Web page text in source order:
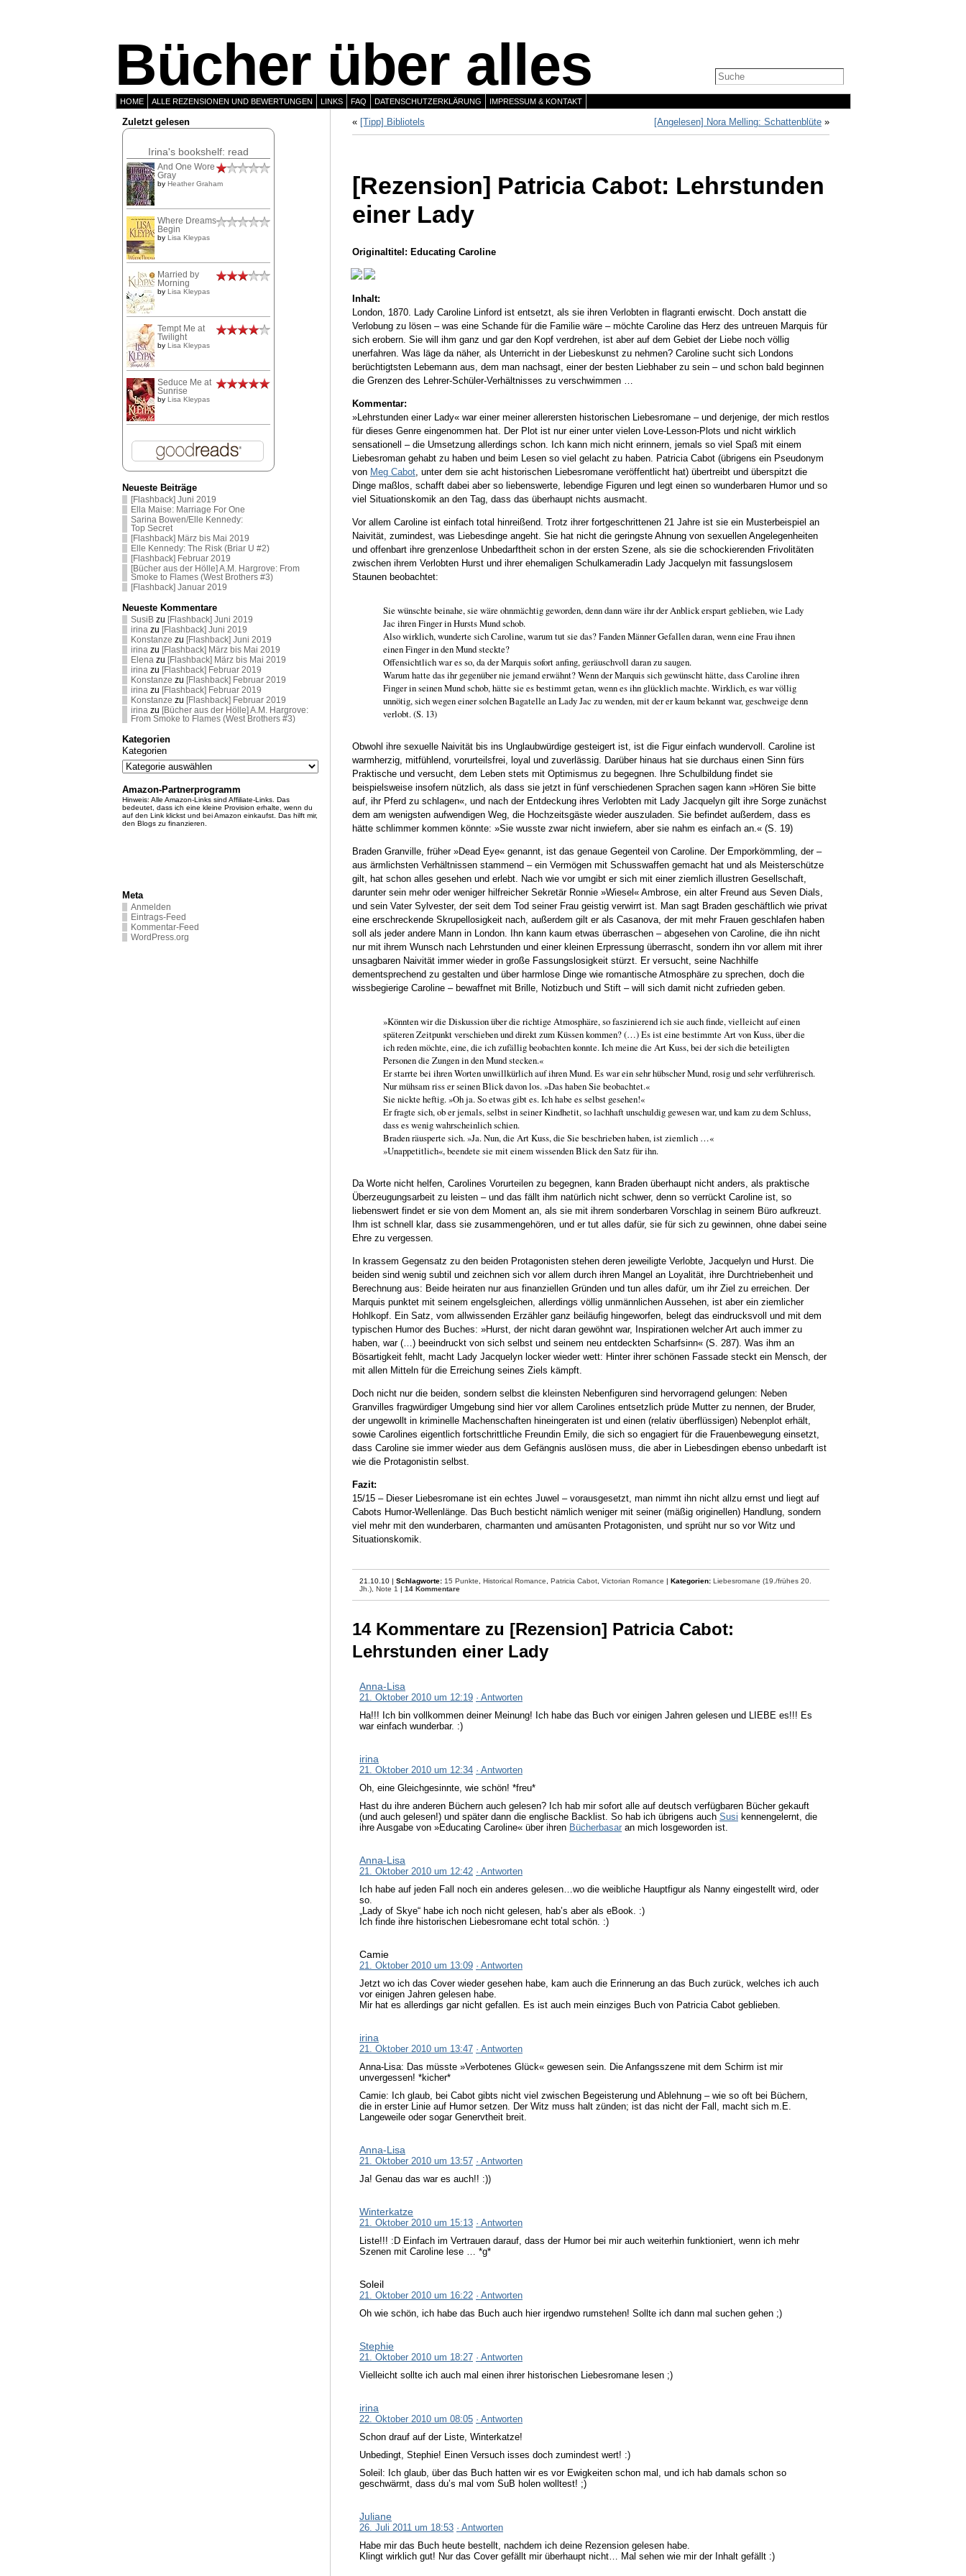
Bücher über alles
HOME ALLE REZENSIONEN UND BEWERTUNGEN LINKS FAQ DATENSCHUTZERKLÄRUNG IMPRESSUM & KONTAKT
Zuletzt gelesen
Irina's bookshelf: read
And One Wore
Gray
by Heather Graham
Where Dreams
Begin
by Lisa Kleypas
Married by
Morning
by Lisa Kleypas
Tempt Me at
Twilight
by Lisa Kleypas
Seduce Me at
Sunrise
by Lisa Kleypas
Neueste Beiträge
[Flashback] Juni 2019
Ella Maise: Marriage For One
Sarina Bowen/Elle Kennedy:
Top Secret
[Flashback] März bis Mai 2019
Elle Kennedy: The Risk (Briar U #2)
[Flashback] Februar 2019
[Bücher aus der Hölle] A.M. Hargrove: From
Smoke to Flames (West Brothers #3)
[Flashback] Januar 2019
Neueste Kommentare
SusiB zu [Flashback] Juni 2019
irina zu [Flashback] Juni 2019
Konstanze zu [Flashback] Juni 2019
irina zu [Flashback] März bis Mai 2019
Elena zu [Flashback] März bis Mai 2019
irina zu [Flashback] Februar 2019
Konstanze zu [Flashback] Februar 2019
irina zu [Flashback] Februar 2019
Konstanze zu [Flashback] Februar 2019
irina zu [Bücher aus der Hölle] A.M. Hargrove:
From Smoke to Flames (West Brothers #3)
Kategorien
Kategorien
Amazon-Partnerprogramm
Hinweis: Alle Amazon-Links sind Affiliate-Links. Das
bedeutet, dass ich eine kleine Provision erhalte, wenn du
auf den Link klickst und bei Amazon einkaufst. Das hilft mir,
den Blogs zu finanzieren.
Meta
Anmelden
Eintrags-Feed
Kommentar-Feed
WordPress.org
« [Tipp] Bibliotels [Angelesen] Nora Melling: Schattenblüte »
[Rezension] Patricia Cabot: Lehrstunden
einer Lady
Originaltitel: Educating Caroline
Inhalt:
London, 1870. Lady Caroline Linford ist entsetzt, als sie ihren Verlobten in flagranti erwischt. Doch anstatt die
Verlobung zu lösen – was eine Schande für die Familie wäre – möchte Caroline das Herz des untreuen Marquis für
sich erobern. Sie will ihm ganz und gar den Kopf verdrehen, ist aber auf dem Gebiet der Liebe noch völlig
unerfahren. Was läge da näher, als Unterricht in der Liebeskunst zu nehmen? Caroline sucht sich Londons
berüchtigtsten Lebemann aus, dem man nachsagt, einer der besten Liebhaber zu sein – und schon bald beginnen
die Grenzen des Lehrer-Schüler-Verhältnisses zu verschwimmen …
Kommentar:
»Lehrstunden einer Lady« war einer meiner allerersten historischen Liebesromane – und derjenige, der mich restlos
für dieses Genre eingenommen hat. Der Plot ist nur einer unter vielen Love-Lesson-Plots und nicht wirklich
sensationell – die Umsetzung allerdings schon. Ich kann mich nicht erinnern, jemals so viel Spaß mit einem
Liebesroman gehabt zu haben und beim Lesen so viel gelacht zu haben. Patricia Cabot (übrigens ein Pseudonym
von Meg Cabot, unter dem sie acht historischen Liebesromane veröffentlicht hat) übertreibt und überspitzt die
Dinge maßlos, schafft dabei aber so liebenswerte, lebendige Figuren und legt einen so wunderbaren Humor und so
viel Situationskomik an den Tag, dass das überhaupt nichts ausmacht.
Vor allem Caroline ist einfach total hinreißend. Trotz ihrer fortgeschrittenen 21 Jahre ist sie ein Musterbeispiel an
Naivität, zumindest, was Liebesdinge angeht. Sie hat nicht die geringste Ahnung von sexuellen Angelegenheiten
und offenbart ihre grenzenlose Unbedarftheit schon in der ersten Szene, als sie die schockierenden Frivolitäten
zwischen ihrem Verlobten Hurst und ihrer ehemaligen Schulkameradin Lady Jacquelyn mit fassungslosem
Staunen beobachtet:
Sie wünschte beinahe, sie wäre ohnmächtig geworden, denn dann wäre ihr der Anblick erspart geblieben, wie Lady
Jac ihren Finger in Hursts Mund schob.
Also wirklich, wunderte sich Caroline, warum tut sie das? Fanden Männer Gefallen daran, wenn eine Frau ihnen
einen Finger in den Mund steckte?
Offensichtlich war es so, da der Marquis sofort anfing, geräuschvoll daran zu saugen.
Warum hatte das ihr gegenüber nie jemand erwähnt? Wenn der Marquis sich gewünscht hätte, dass Caroline ihren
Finger in seinen Mund schob, hätte sie es bestimmt getan, wenn es ihn glücklich machte. Wirklich, es war völlig
unnötig, sich wegen einer solchen Bagatelle an Lady Jac zu wenden, mit der er kaum bekannt war, geschweige denn
verlobt. (S. 13)
Obwohl ihre sexuelle Naivität bis ins Unglaubwürdige gesteigert ist, ist die Figur einfach wundervoll. Caroline ist
warmherzig, mitfühlend, vorurteilsfrei, loyal und zuverlässig. Darüber hinaus hat sie durchaus einen Sinn fürs
Praktische und versucht, dem Leben stets mit Optimismus zu begegnen. Ihre Schulbildung findet sie
beispielsweise insofern nützlich, als dass sie jetzt in fünf verschiedenen Sprachen sagen kann »Hören Sie bitte
auf, ihr Pferd zu schlagen«, und nach der Entdeckung ihres Verlobten mit Lady Jacquelyn gilt ihre Sorge zunächst
dem am wenigsten aufwendigen Weg, die Hochzeitsgäste wieder auszuladen. Sie befindet außerdem, dass es
hätte schlimmer kommen könnte: »Sie wusste zwar nicht inwiefern, aber sie nahm es einfach an.« (S. 19)
Braden Granville, früher »Dead Eye« genannt, ist das genaue Gegenteil von Caroline. Der Emporkömmling, der –
aus ärmlichsten Verhältnissen stammend – ein Vermögen mit Schusswaffen gemacht hat und als Meisterschütze
gilt, hat schon alles gesehen und erlebt. Nach wie vor umgibt er sich mit einer ziemlich illustren Gesellschaft,
darunter sein mehr oder weniger hilfreicher Sekretär Ronnie »Wiesel« Ambrose, ein alter Freund aus Seven Dials,
und sein Vater Sylvester, der seit dem Tod seiner Frau geistig verwirrt ist. Man sagt Braden geschäftlich wie privat
eine erschreckende Skrupellosigkeit nach, außerdem gilt er als Casanova, der mit mehr Frauen geschlafen haben
soll als jeder andere Mann in London. Ihn kann kaum etwas überraschen – abgesehen von Caroline, die ihn nicht
nur mit ihrem Wunsch nach Lehrstunden und einer kleinen Erpressung überrascht, sondern ihn vor allem mit ihrer
unsagbaren Naivität immer wieder in große Fassungslosigkeit stürzt. Er versucht, seine Nachhilfe
dementsprechend zu gestalten und über harmlose Dinge wie romantische Atmosphäre zu sprechen, doch die
wissbegierige Caroline – bewaffnet mit Brille, Notizbuch und Stift – will sich damit nicht zufrieden geben.
»Könnten wir die Diskussion über die richtige Atmosphäre, so faszinierend ich sie auch finde, vielleicht auf einen
späteren Zeitpunkt verschieben und direkt zum Küssen kommen? (…) Es ist eine bestimmte Art von Kuss, über die
ich reden möchte, eine, die ich zufällig beobachten konnte. Ich meine die Art Kuss, bei der sich die beteiligten
Personen die Zungen in den Mund stecken.«
Er starrte bei ihren Worten unwillkürlich auf ihren Mund. Es war ein sehr hübscher Mund, rosig und sehr verführerisch.
Nur mühsam riss er seinen Blick davon los. »Das haben Sie beobachtet.«
Sie nickte heftig. »Oh ja. So etwas gibt es. Ich habe es selbst gesehen!«
Er fragte sich, ob er jemals, selbst in seiner Kindhetit, so lachhaft unschuldig gewesen war, und kam zu dem Schluss,
dass es wenig wahrscheinlich schien.
Braden räusperte sich. »Ja. Nun, die Art Kuss, die Sie beschrieben haben, ist ziemlich …«
»Unappetitlich«, beendete sie mit einem wissenden Blick den Satz für ihn.
Da Worte nicht helfen, Carolines Vorurteilen zu begegnen, kann Braden überhaupt nicht anders, als praktische
Überzeugungsarbeit zu leisten – und das fällt ihm natürlich nicht schwer, denn so verrückt Caroline ist, so
liebenswert findet er sie von dem Moment an, als sie mit ihrem sonderbaren Vorschlag in seinem Büro aufkreuzt.
Ihm ist schnell klar, dass sie zusammengehören, und er tut alles dafür, sie für sich zu gewinnen, ohne dabei seine
Ehre zu vergessen.
In krassem Gegensatz zu den beiden Protagonisten stehen deren jeweiligte Verlobte, Jacquelyn und Hurst. Die
beiden sind wenig subtil und zeichnen sich vor allem durch ihren Mangel an Loyalität, ihre Durchtriebenheit und
Berechnung aus: Beide heiraten nur aus finanziellen Gründen und tun alles dafür, um ihr Ziel zu erreichen. Der
Marquis punktet mit seinem engelsgleichen, allerdings völlig unmännlichen Aussehen, ist aber ein ziemlicher
Hohlkopf. Ein Satz, vom allwissenden Erzähler ganz beiläufig hingeworfen, belegt das eindrucksvoll und mit dem
typischen Humor des Buches: »Hurst, der nicht daran gewöhnt war, Inspirationen welcher Art auch immer zu
haben, war (…) beeindruckt von sich selbst und seinem neu entdeckten Scharfsinn« (S. 287). Was ihm an
Bösartigkeit fehlt, macht Lady Jacquelyn locker wieder wett: Hinter ihrer schönen Fassade steckt ein Mensch, der
mit allen Mitteln für die Erreichung seines Ziels kämpft.
Doch nicht nur die beiden, sondern selbst die kleinsten Nebenfiguren sind hervorragend gelungen: Neben
Granvilles fragwürdiger Umgebung sind hier vor allem Carolines entsetzlich prüde Mutter zu nennen, der Bruder,
der ungewollt in kriminelle Machenschaften hineingeraten ist und einen (relativ überflüssigen) Nebenplot erhält,
sowie Carolines eigentlich fortschrittliche Freundin Emily, die sich so engagiert für die Frauenbewegung einsetzt,
dass Caroline sie immer wieder aus dem Gefängnis auslösen muss, die aber in Liebesdingen ebenso unbedarft ist
wie die Protagonistin selbst.
Fazit:
15/15 – Dieser Liebesromane ist ein echtes Juwel – vorausgesetzt, man nimmt ihn nicht allzu ernst und liegt auf
Cabots Humor-Wellenlänge. Das Buch besticht nämlich weniger mit seiner (mäßig originellen) Handlung, sondern
viel mehr mit den wunderbaren, charmanten und amüsanten Protagonisten, und sprüht nur so vor Witz und
Situationskomik.
21.10.10 | Schlagworte: 15 Punkte, Historical Romance, Patricia Cabot, Victorian Romance | Kategorien: Liebesromane (19./frühes 20.
Jh.), Note 1 | 14 Kommentare
14 Kommentare zu [Rezension] Patricia Cabot:
Lehrstunden einer Lady
Anna-Lisa
21. Oktober 2010 um 12:19 · Antworten
Ha!!! Ich bin vollkommen deiner Meinung! Ich habe das Buch vor einigen Jahren gelesen und LIEBE es!!! Es
war einfach wunderbar. :)
irina
21. Oktober 2010 um 12:34 · Antworten
Oh, eine Gleichgesinnte, wie schön! *freu*
Hast du ihre anderen Büchern auch gelesen? Ich hab mir sofort alle auf deutsch verfügbaren Bücher gekauft
(und auch gelesen!) und später dann die englische Backlist. So hab ich übrigens auch Susi kennengelernt, die
ihre Ausgabe von »Educating Caroline« über ihren Bücherbasar an mich losgeworden ist.
Anna-Lisa
21. Oktober 2010 um 12:42 · Antworten
Ich habe auf jeden Fall noch ein anderes gelesen…wo die weibliche Hauptfigur als Nanny eingestellt wird, oder
so.
„Lady of Skye“ habe ich noch nicht gelesen, hab’s aber als eBook. :)
Ich finde ihre historischen Liebesromane echt total schön. :)
Camie
21. Oktober 2010 um 13:09 · Antworten
Jetzt wo ich das Cover wieder gesehen habe, kam auch die Erinnerung an das Buch zurück, welches ich auch
vor einigen Jahren gelesen habe.
Mir hat es allerdings gar nicht gefallen. Es ist auch mein einziges Buch von Patricia Cabot geblieben.
irina
21. Oktober 2010 um 13:47 · Antworten
Anna-Lisa: Das müsste »Verbotenes Glück« gewesen sein. Die Anfangsszene mit dem Schirm ist mir
unvergessen! *kicher*
Camie: Ich glaub, bei Cabot gibts nicht viel zwischen Begeisterung und Ablehnung – wie so oft bei Büchern,
die in erster Linie auf Humor setzen. Der Witz muss halt zünden; ist das nicht der Fall, macht sich m.E.
Langeweile oder sogar Genervtheit breit.
Anna-Lisa
21. Oktober 2010 um 13:57 · Antworten
Ja! Genau das war es auch!! :))
Winterkatze
21. Oktober 2010 um 15:13 · Antworten
Liste!!! :D Einfach im Vertrauen darauf, dass der Humor bei mir auch weiterhin funktioniert, wenn ich mehr
Szenen mit Caroline lese … *g*
Soleil
21. Oktober 2010 um 16:22 · Antworten
Oh wie schön, ich habe das Buch auch hier irgendwo rumstehen! Sollte ich dann mal suchen gehen ;)
Stephie
21. Oktober 2010 um 18:27 · Antworten
Vielleicht sollte ich auch mal einen ihrer historischen Liebesromane lesen ;)
irina
22. Oktober 2010 um 08:05 · Antworten
Schon drauf auf der Liste, Winterkatze!
Unbedingt, Stephie! Einen Versuch isses doch zumindest wert! :)
Soleil: Ich glaub, über das Buch hatten wir es vor Ewigkeiten schon mal, und ich hab damals schon so
geschwärmt, dass du’s mal vom SuB holen wolltest! ;)
Juliane
26. Juli 2011 um 18:53 · Antworten
Habe mir das Buch heute bestellt, nachdem ich deine Rezension gelesen habe.
Klingt wirklich gut! Nur das Cover gefällt mir überhaupt nicht… Mal sehen wie mir der Inhalt gefällt :)